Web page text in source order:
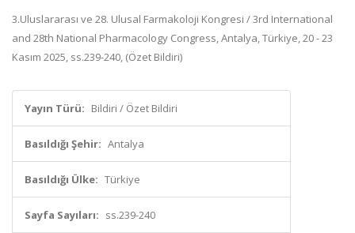
3.Uluslararası ve 28. Ulusal Farmakoloji Kongresi / 3rd International
and 28th National Pharmacology Congress, Antalya, Türkiye, 20 - 23
Kasım 2025, ss.239-240, (Özet Bildiri)
Yayın Türü: Bildiri / Özet Bildiri
Basıldığı Şehir: Antalya
Basıldığı Ülke: Türkiye
Sayfa Sayıları: ss.239-240